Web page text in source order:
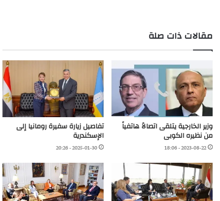
مقالات ذات صلة
وزير الخارجية يتلقى اتصالاً هاتفياً
من نظيره الكوبى
2023-08-22 - 18:06
تفاصيل زيارة سفيرة رومانيا إلى
الإسكندرية
2025-01-30 - 20:26